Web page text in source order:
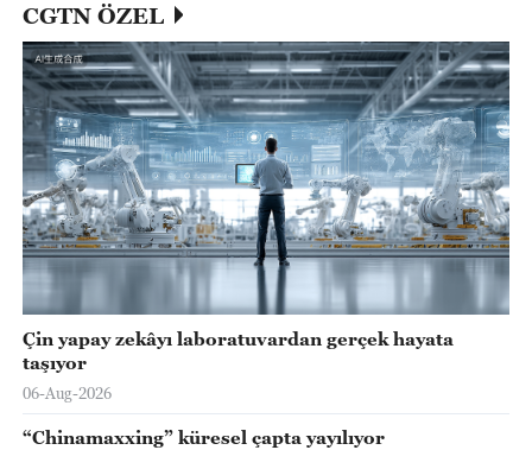
CGTN ÖZEL
Çin yapay zekâyı laboratuvardan gerçek hayata
taşıyor
06-Aug-2026
“Chinamaxxing” küresel çapta yayılıyor